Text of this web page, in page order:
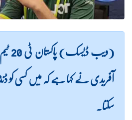
آفریدی نے کہا ہے کہ میں کسی کو
سکتا۔